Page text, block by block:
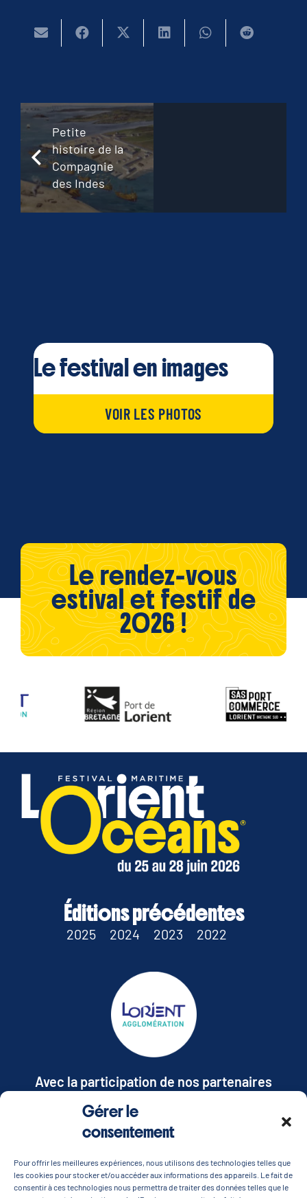
Gérer le
consentement
Pour offrir les meilleures expériences, nous utilisons des technologies telles que
les cookies pour stocker et/ou accéder aux informations des appareils. Le fait de
consentir à ces technologies nous permettra de traiter des données telles que le
Petite
histoire de la
Compagnie
des Indes
Le festival en images
VOIR LES PHOTOS
Le rendez-vous
estival et festif de
2026 !
Éditions précédentes
2025 2024 2023 2022
Avec la participation de nos partenaires
TOUS NOS PARTENAIRES
ESPACE PRESSE / PARTENAIRES